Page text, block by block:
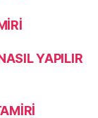
YAPILIR